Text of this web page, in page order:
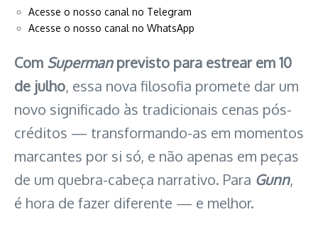
Acesse o nosso canal no Telegram
Acesse o nosso canal no WhatsApp
Com Supermanprevisto para estrear em 10
de julho, essa nova filosofia promete dar um
novo significado às tradicionais cenas pós-
créditos — transformando-as em momentos
marcantes por si só, e não apenas em peças
de um quebra-cabeça narrativo. Para Gunn,
é hora de fazer diferente — e melhor.